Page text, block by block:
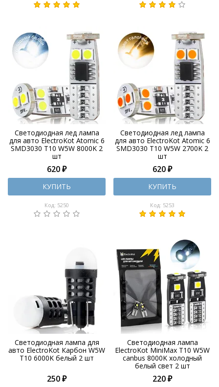
Светодиодная лед лампа
для авто ElectroKot Atomic 6
SMD3030 T10 W5W 8000K 2
шт
620 ₽
КУПИТЬ
Код: 5250
Светодиодная лед лампа
для авто ElectroKot Atomic 6
SMD3030 T10 W5W 2700K 2
шт
620 ₽
КУПИТЬ
Код: 5253
Светодиодная лампа для
авто ElectroKot Карбон W5W
T10 6000K белый 2 шт
250 ₽
Светодиодная лампа
ElectroKot MiniMax T10 W5W
canbus 8000K холодный
белый свет 2 шт
220 ₽